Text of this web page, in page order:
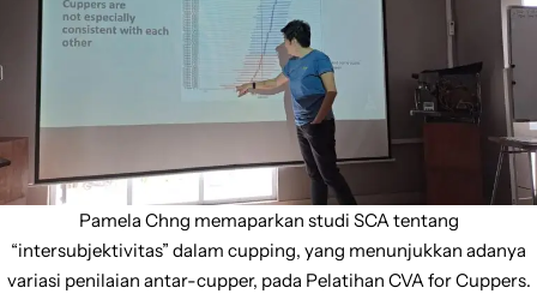
Pamela Chng memaparkan studi SCA tentang
“intersubjektivitas” dalam cupping, yang menunjukkan adanya
variasi penilaian antar-cupper, pada Pelatihan CVA for Cuppers.